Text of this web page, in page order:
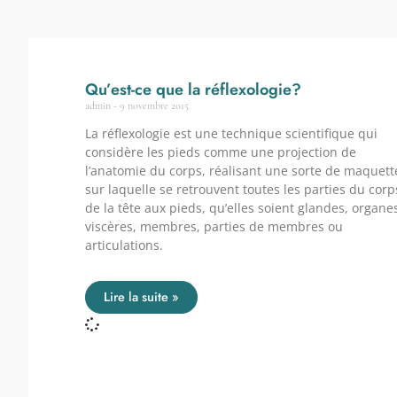
Qu’est-ce que la réflexologie?
admin 9 novembre 2015
La réflexologie est une technique scientifique qui
considère les pieds comme une projection de
l’anatomie du corps, réalisant une sorte de
sur laquelle se retrouvent toutes les parties du
de la tête aux pieds, qu’elles soient glandes,
viscères, membres, parties de membres ou
articulations.
Lire la suite »